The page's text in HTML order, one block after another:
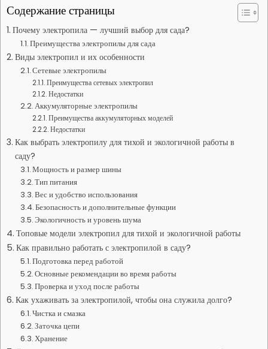
Содержание страницы
Почему электропила — лучший выбор для сада?
Преимущества электропилы для сада
Виды электропил и их особенности
Сетевые электропилы
Преимущества сетевых электропил
Недостатки
Аккумуляторные электропилы
Преимущества аккумуляторных моделей
Недостатки
Как выбрать электропилу для тихой и экологичной работы в
саду?
Мощность и размер шины
Тип питания
Вес и удобство использования
Безопасность и дополнительные функции
Экологичность и уровень шума
Топовые модели электропил для тихой и экологичной работы
Как правильно работать с электропилой в саду?
Подготовка перед работой
Основные рекомендации во время работы
Проверка и уход после работы
Как ухаживать за электропилой, чтобы она служила долго?
Чистка и смазка
Заточка цепи
Хранение